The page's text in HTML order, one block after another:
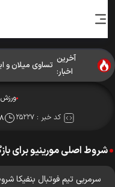
آخرین
اخبار:
تساوی میلان و
ورزش
کد خبر : ۲۵۲۲۷
شروط اصلی مورینیو برای
سرمربی تیم فوتبال بنفیکا